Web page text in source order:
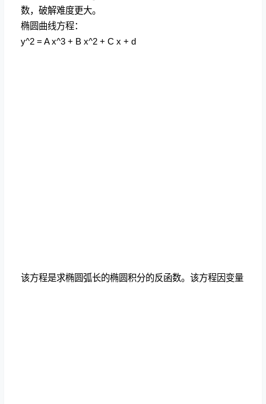
数，破解难度更大。
椭圆曲线方程：
y^2 = A x^3 + B x^2 + C x + d
该方程是求椭圆弧长的椭圆积分的反函数。该方程因变量